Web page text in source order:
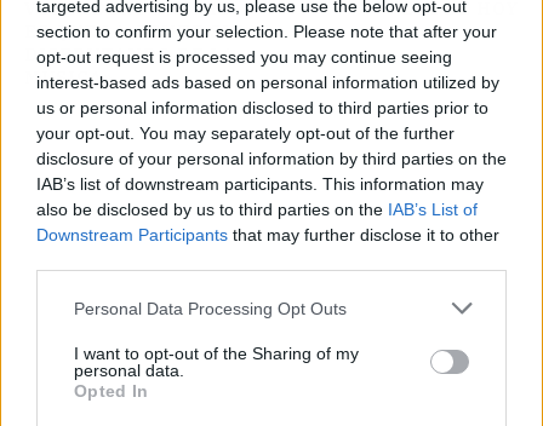
targeted advertising by us, please use the below opt-out
section to confirm your selection. Please note that after your
opt-out request is processed you may continue seeing
interest-based ads based on personal information utilized by
us or personal information disclosed to third parties prior to
your opt-out. You may separately opt-out of the further
disclosure of your personal information by third parties on the
IAB’s list of downstream participants. This information may
also be disclosed by us to third parties on the IAB’s List of
Downstream Participants that may further disclose it to other
Personal Data Processing Opt Outs
I want to opt-out of the Sharing of my
personal data.
Opted In
VERDADERO PREMIO
ES QUE LA GENTE SIGA
DISFRUTANDO DE LA
MÚSICA»
DÍA DE HOY